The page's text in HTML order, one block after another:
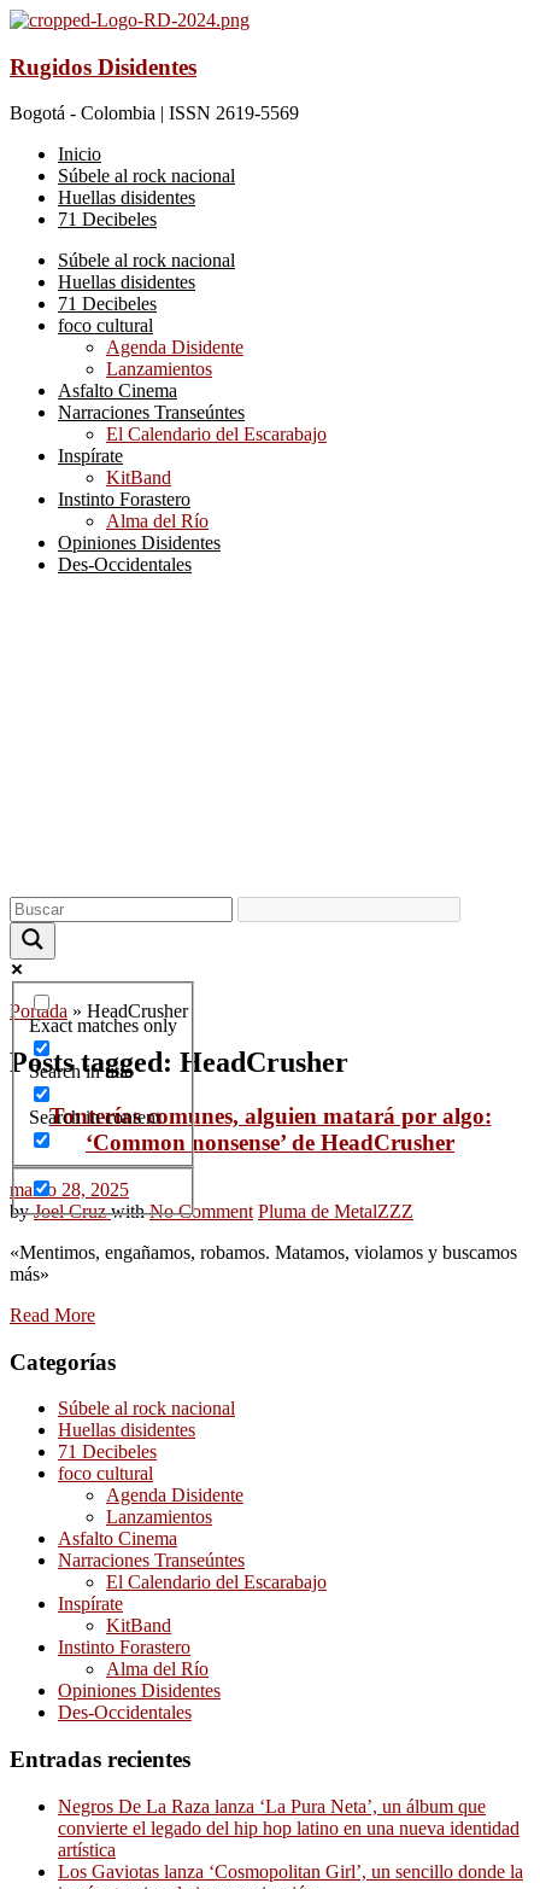
Rugidos Disidentes
Bogotá - Colombia | ISSN 2619-5569
Inicio
Súbele al rock nacional
Huellas disidentes
71 Decibeles
Súbele al rock nacional
Huellas disidentes
71 Decibeles
foco cultural
Agenda Disidente
Lanzamientos
Asfalto Cinema
Narraciones Transeúntes
El Calendario del Escarabajo
Inspírate
KitBand
Instinto Forastero
Alma del Río
Opiniones Disidentes
Des-Occidentales
Exact matches only
Search in title
Search in content
Portada » HeadCrusher
Posts tagged: HeadCrusher
Tonterías comunes, alguien matará por algo:
‘Common nonsense’ de HeadCrusher
marzo 28, 2025
by Joel Cruzwith No Comment Pluma de MetalZZZ
«Mentimos, engañamos, robamos. Matamos, violamos y buscamos
más»
Read More
Categorías
Súbele al rock nacional
Huellas disidentes
71 Decibeles
foco cultural
Agenda Disidente
Lanzamientos
Asfalto Cinema
Narraciones Transeúntes
El Calendario del Escarabajo
Inspírate
KitBand
Instinto Forastero
Alma del Río
Opiniones Disidentes
Des-Occidentales
Entradas recientes
Negros De La Raza lanza ‘La Pura Neta’, un álbum que
convierte el legado del hip hop latino en una nueva identidad
artística
Los Gaviotas lanza ‘Cosmopolitan Girl’, un sencillo donde la